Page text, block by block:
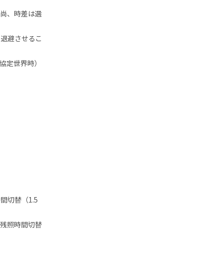
、時差は選
避させるこ
世界時）
切替（1.5
照時間切替